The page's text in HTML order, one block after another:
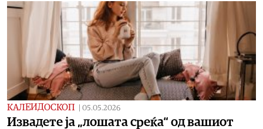
КАЛЕИДОСКОП 05.05.2026
Извадете ја „лошата среќа“ од вашиот